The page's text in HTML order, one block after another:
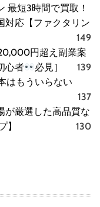
最短3時間で買取！
対応【ファクタリン
149
円超え副業案
心者
必見］
139
はもういらない
137
が厳選した高品質な
】
130